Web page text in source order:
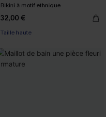
Bikini à motif ethnique
32,00 €
Taille haute